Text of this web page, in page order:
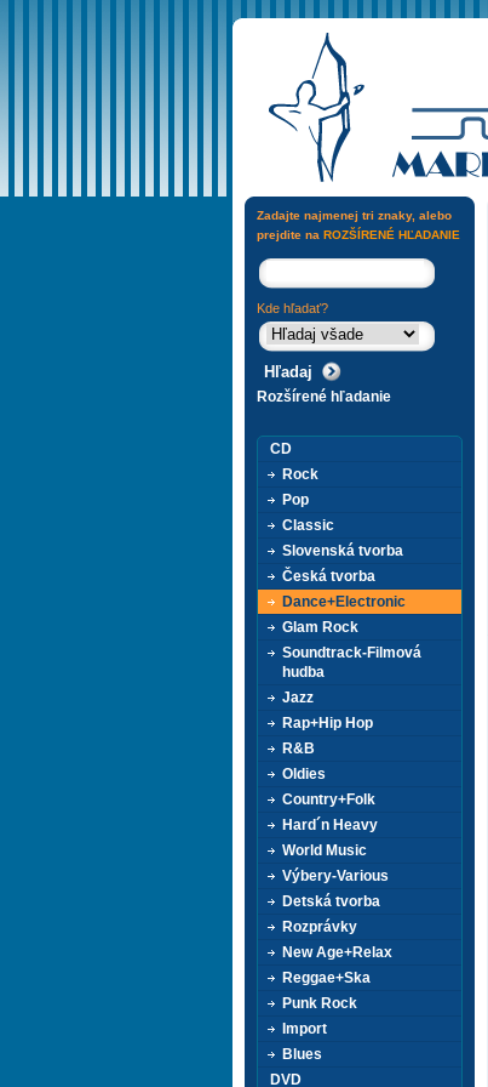
Zadajte najmenej tri znaky, alebo
prejdite na ROZŠÍRENÉ HĽADANIE
Kde hľadať?
Rozšírené hľadanie
CD
Rock
Pop
Classic
Slovenská tvorba
Česká tvorba
Dance+Electronic
Glam Rock
Soundtrack-Filmová
hudba
Jazz
Rap+Hip Hop
R&B
Oldies
Country+Folk
Hard´n Heavy
World Music
Výbery-Various
Detská tvorba
Rozprávky
New Age+Relax
Reggae+Ska
Punk Rock
Import
Blues
DVD